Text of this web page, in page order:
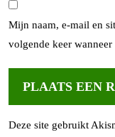
Mijn naam, e-mail en
volgende keer
Deze site gebruikt